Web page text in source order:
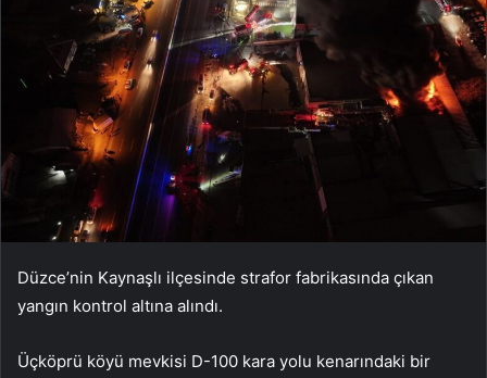
Düzce’nin Kaynaşlı ilçesinde strafor fabrikasında çıkan
yangın kontrol altına alındı.
Üçköprü köyü mevkisi D-100 kara yolu kenarındaki bir